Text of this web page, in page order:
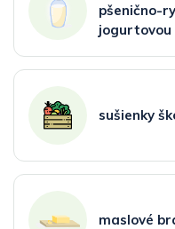
pšenično-
jogurtovou
sušienky
maslové